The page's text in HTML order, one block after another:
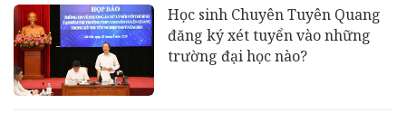
Học sinh Chuyên Tuyên Quang
đăng ký xét tuyển vào những
trường đại học nào?